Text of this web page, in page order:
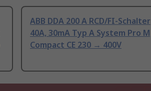
ABB DDA 200 A RCD/FI-Schalter
40A, 30mA Typ A System Pro M
Compact CE 230 → 400V